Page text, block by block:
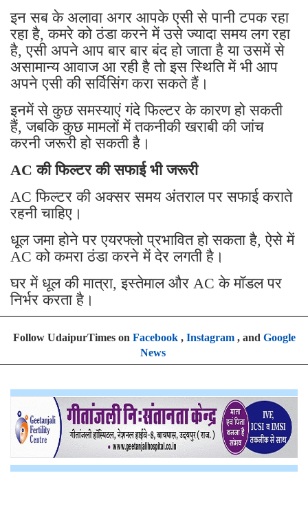
इन सब के अलावा अगर आपके एसी से पानी टपक रहा
रहा है, कमरे को ठंडा करने में उसे ज्यादा समय लग रहा
है, एसी अपने आप बार बार बंद हो जाता है या उसमें से
असामान्य आवाज आ रही है तो इस स्थिति में भी आप
अपने एसी की सर्विसिंग करा सकते हैं।
इनमें से कुछ समस्याएं गंदे फिल्टर के कारण हो सकती
हैं, जबकि कुछ मामलों में तकनीकी खराबी की जांच
करनी जरूरी हो सकती है।
AC की फिल्टर की सफाई भी जरूरी
AC फिल्टर की अक्सर समय अंतराल पर सफाई कराते
रहनी चाहिए।
धूल जमा होने पर एयरफ्लो प्रभावित हो सकता है, ऐसे में
AC को कमरा ठंडा करने में देर लगती है।
घर में धूल की मात्रा, इस्तेमाल और AC के मॉडल पर
निर्भर करता है।
Follow UdaipurTimes on Facebook, Instagram, and Google
News